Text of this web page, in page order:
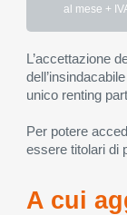
al mese +
L’accettazione
unico renting
Per potere
essere titolari di
A cui